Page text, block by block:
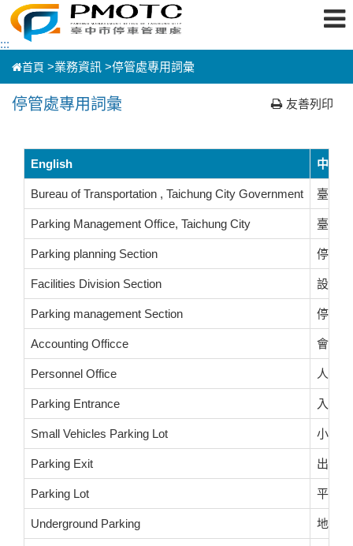
跳
:::
首頁 >業務資訊 >停管處專用詞彙
停管處專用詞彙 友善列印
English 中文
Bureau of Transportation , Taichung City Government 臺中
Parking Management Office, Taichung City 臺中
Parking planning Section 停車
Facilities Division Section 設施
Parking management Section 停車
Accounting Officce 會計室
Personnel Office 人事室
Parking Entrance 入口
Small Vehicles Parking Lot 小型
Parking Exit 出口
Parking Lot 平面
Underground Parking 地下